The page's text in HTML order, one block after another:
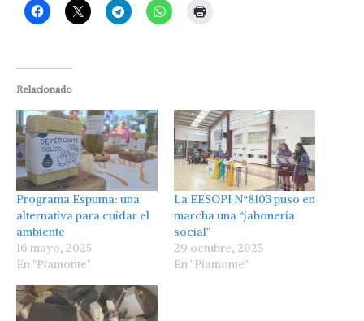
Relacionado
Programa Espuma: una
alternativa para cuidar el
ambiente
16 mayo, 2025
En "Piamonte"
La EESOPI N°8103 puso en
marcha una “jabonería
social”
29 octubre, 2025
En "Piamonte"